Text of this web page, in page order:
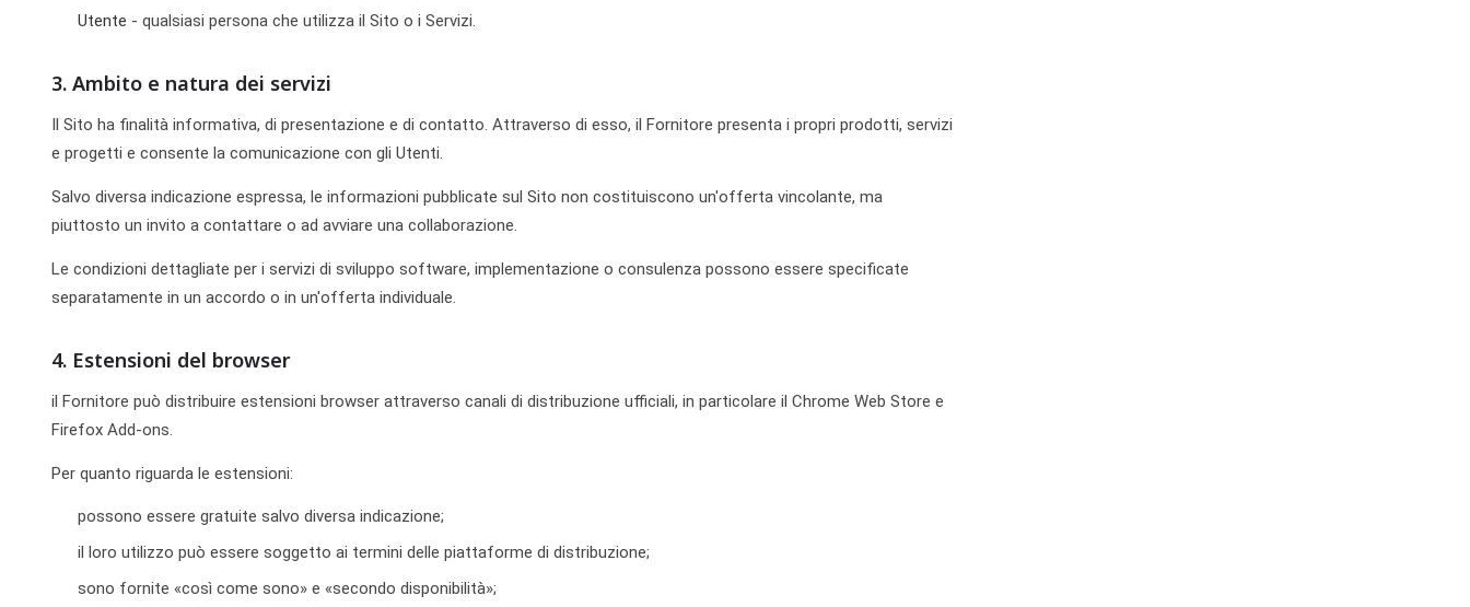
Utente - qualsiasi persona che utilizza il Sito o i Servizi.
3. Ambito e natura dei servizi
Il Sito ha finalità informativa, di presentazione e di contatto. Attraverso di esso, il Fornitore presenta i propri prodotti, servizi
e progetti e consente la comunicazione con gli Utenti.
Salvo diversa indicazione espressa, le informazioni pubblicate sul Sito non costituiscono un'offerta vincolante, ma
piuttosto un invito a contattare o ad avviare una collaborazione.
Le condizioni dettagliate per i servizi di sviluppo software, implementazione o consulenza possono essere specificate
separatamente in un accordo o in un'offerta individuale.
4. Estensioni del browser
il Fornitore può distribuire estensioni browser attraverso canali di distribuzione ufficiali, in particolare il Chrome Web Store e
Firefox Add-ons.
Per quanto riguarda le estensioni:
possono essere gratuite salvo diversa indicazione;
il loro utilizzo può essere soggetto ai termini delle piattaforme di distribuzione;
sono fornite «così come sono» e «secondo disponibilità»;